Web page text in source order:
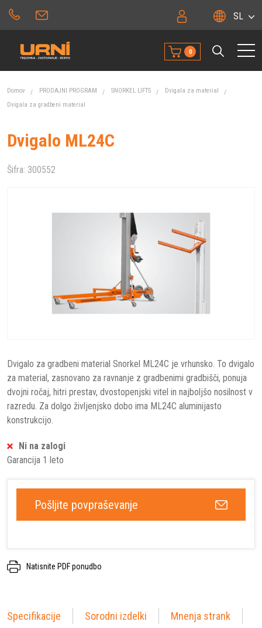
SL
0
Domov PRODAJNI PROGRAM SNORKEL LIFTS
Dvigala za material
Dvigala za gradbeni material
Dvigalo ML24C
Šifra: 300552
Dvigalo za gradbeni material Snorkel ML24C je vrhunsko. To dvigalo
za material, zasnovano za ravnanje z gradbenimi gradbišči, ponuja
dvojni ročaj, hitri prestav, dvostopenjski vitel in najboljšo nosilnost v
razredu. Za dolgo življenjsko dobo ima ML24C aluminijasto
konstrukcijo.
Ni na zalogi
Garancija 1 leto
Pošljite povpraševanje
Natisnite PDF ponudbo
Specifikacije Sorodni izdelki Mnenja strank